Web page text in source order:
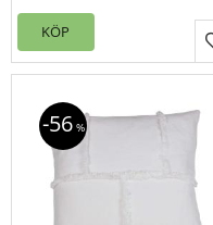
KÖP
56 %